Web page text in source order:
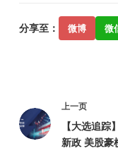
分享至： 微博 微
上一页
【大选追踪
新政 美股豪